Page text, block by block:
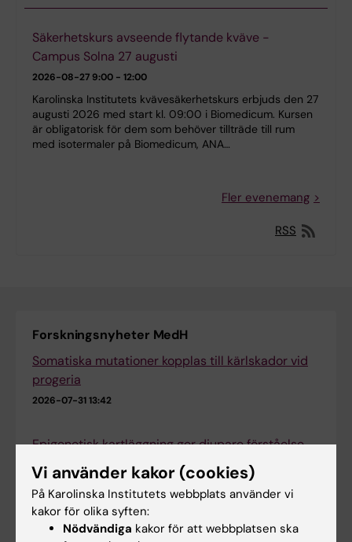
Säkerhetskurs avseende flytande kväve -
Campus Solna 27 augusti
2026-08-27 9:00 - 12:00
Karolinska Institutets kvävesäkerhetskurs erbjuds den 27
augusti 2026 med start kl. 09:00 i Biomedicum. Kursen
är obligatorisk för dem som behöver tillträde till rum
med isotermaler på Biomedicum, ANA…
Fler evenemang
RSS
Forskningsnyheter MedH
Somatiska mutationer kopplas till kärlskador vid
progeria
2026-07-31 13:42
Epigenetisk kartläggning ger djupare förståelse
av leukemi
Nya insikter om hur serotonin påverkar
Vi använder kakor (cookies)
På Karolinska Institutets webbplats använder vi
kakor för olika syften:
Nödvändiga kakor för att webbplatsen ska